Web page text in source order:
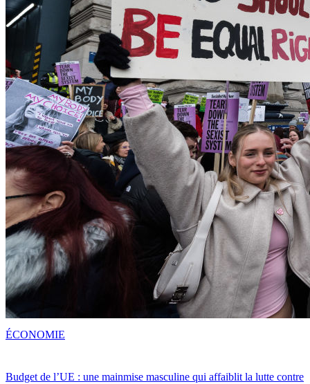
Budget de l’UE : une mainmise masculine qui affaiblit la lutte contre
ÉCONOMIE